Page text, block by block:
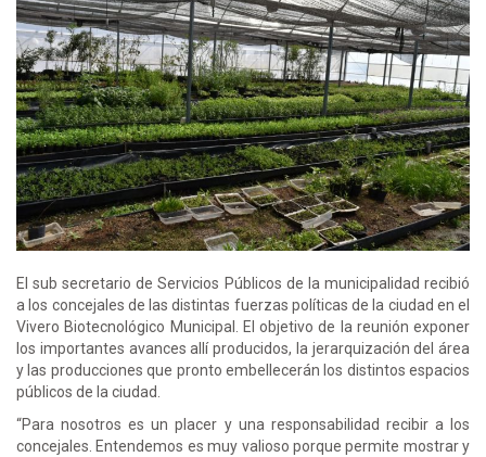
El sub secretario de Servicios Públicos de la municipalidad recibió
a los concejales de las distintas fuerzas políticas de la ciudad en el
Vivero Biotecnológico Municipal. El objetivo de la reunión exponer
los importantes avances allí producidos, la jerarquización del área
y las producciones que pronto embellecerán los distintos espacios
públicos de la ciudad.
“Para nosotros es un placer y una responsabilidad recibir a los
concejales. Entendemos es muy valioso porque permite mostrar y